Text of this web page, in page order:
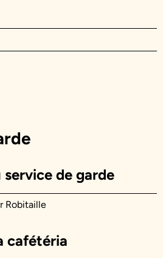
service de garde
Robitaille
cafétéria